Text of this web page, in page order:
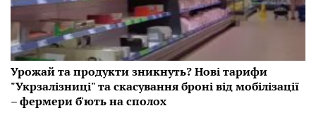
Урожай та продукти зникнуть? Нові тарифи
"Укрзалізниці" та скасування броні від мобілізації
– фермери б'ють на сполох